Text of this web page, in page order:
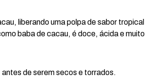
liberando uma polpa de sabor tropical
baba de cacau, é doce, ácida e muito
de serem secos e torrados.